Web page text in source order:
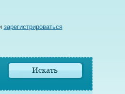
зарегистрироваться